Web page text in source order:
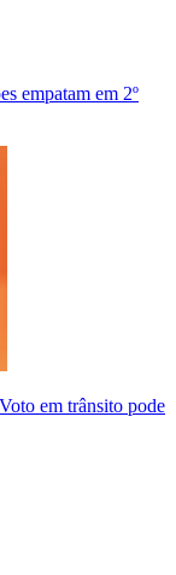
empatam em 2º
em trânsito pode